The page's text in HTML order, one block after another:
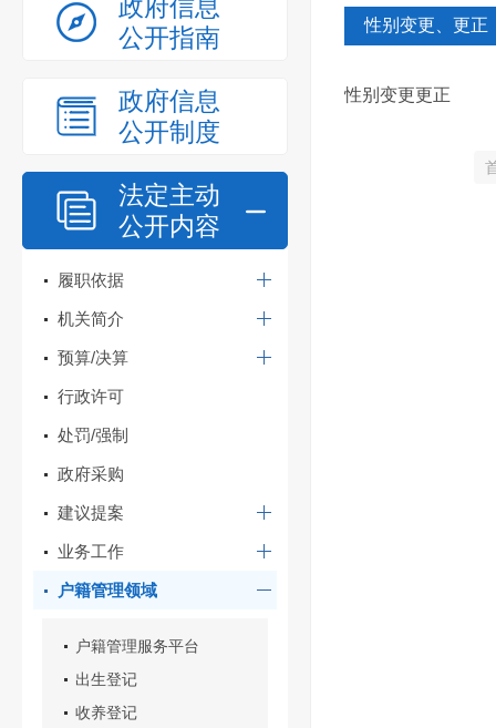
政府信息
公开指南
政府信息
公开制度
法定主动
公开内容
履职依据
机关简介
预算/决算
行政许可
处罚/强制
政府采购
建议提案
业务工作
户籍管理领域
户籍管理服务平台
出生登记
收养登记
性别变更、更正
性别变更更正